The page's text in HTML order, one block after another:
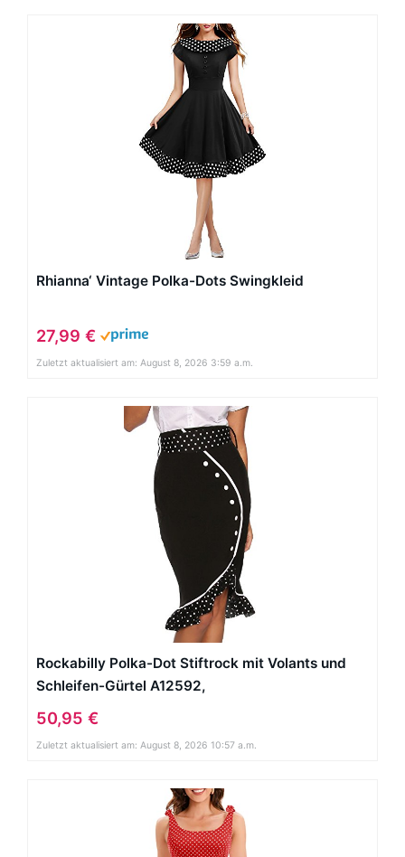
Rhianna‘ Vintage Polka-Dots Swingkleid
27,99 €
Zuletzt aktualisiert am: August 8, 2026 3:59 a.m.
Rockabilly Polka-Dot Stiftrock mit Volants und
Schleifen-Gürtel A12592,
Größe:36;Farbe:schwarz
50,95 €
Zuletzt aktualisiert am: August 8, 2026 10:57 a.m.